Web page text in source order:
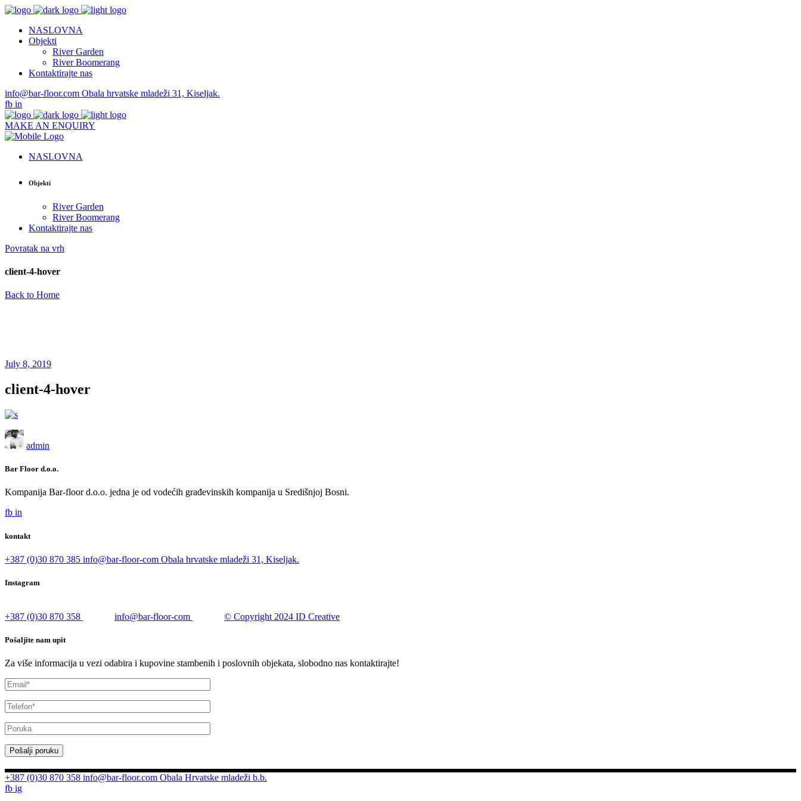
NASLOVNA
Objekti
River Garden
River Boomerang
Kontaktirajte nas
info@bar-floor.com Obala hrvatske mladeži 31, Kiseljak.
fb in
MAKE AN ENQUIRY
NASLOVNA
Objekti
River Garden
River Boomerang
Kontaktirajte nas
Povratak na vrh
client-4-hover
Back to Home
July 8, 2019
client-4-hover
admin
Bar Floor d.o.o.
Kompanija Bar-floor d.o.o. jedna je od vodećih građevinskih kompanija u Središnjoj Bosni.
fb in
kontakt
+387 (0)30 870 385 info@bar-floor-com Obala hrvatske mladeži 31, Kiseljak.
Instagram
+387 (0)30 870 358 info@bar-floor-com © Copyright 2024 ID Creative
Pošaljite nam upit
Za više informacija u vezi odabira i kupovine stambenih i poslovnih objekata, slobodno nas kontaktirajte!
Pošalji poruku
+387 (0)30 870 358 info@bar-floor.com Obala Hrvatske mladeži b.b.
fb ig